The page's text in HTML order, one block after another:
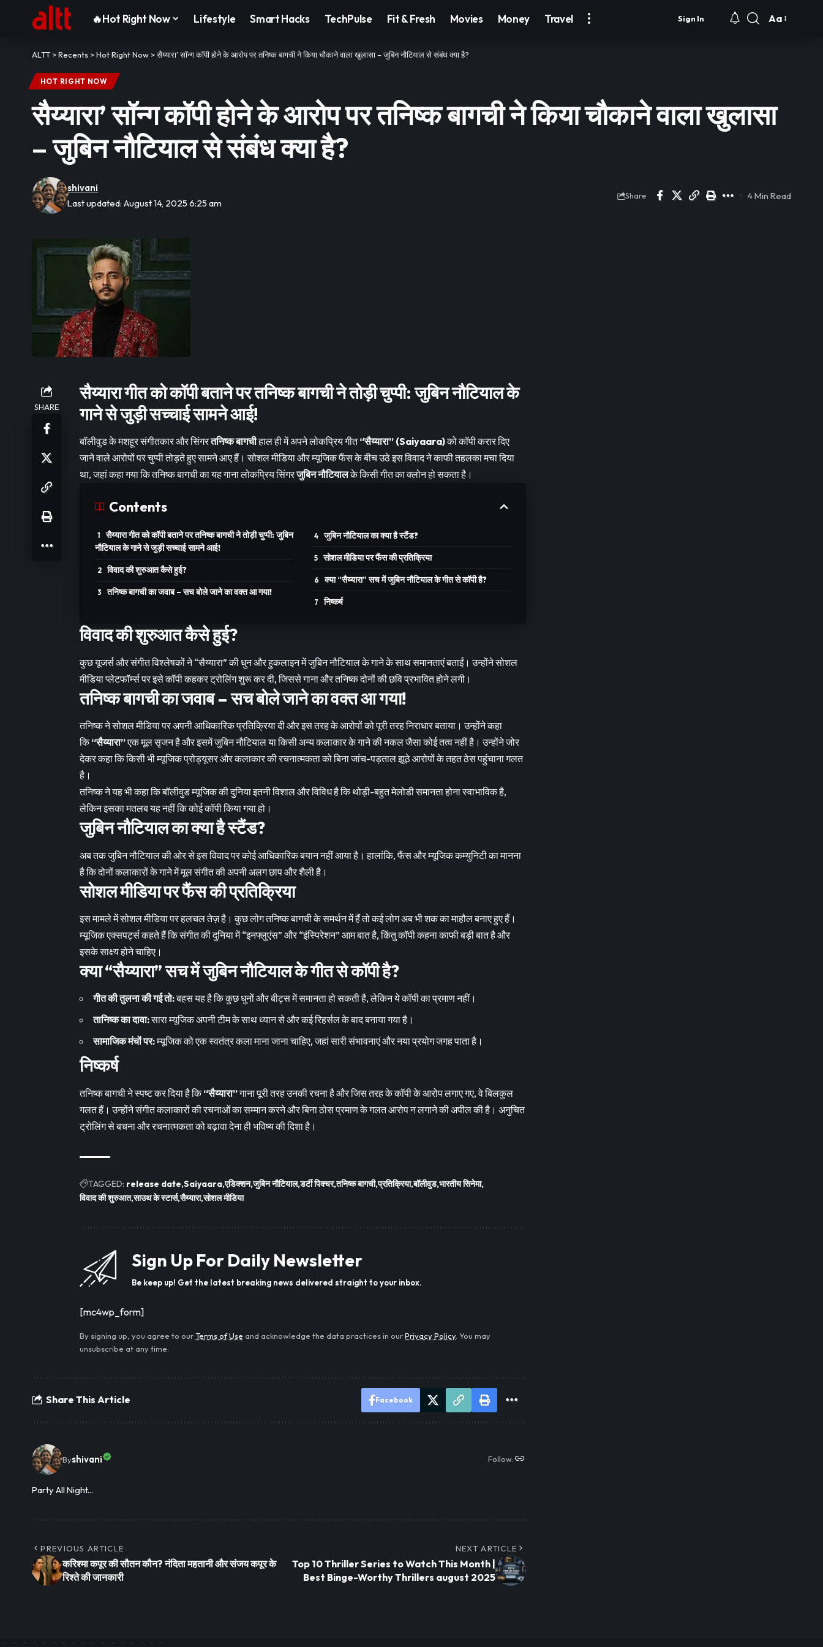
🔥Hot Right Now Lifestyle Smart Hacks TechPulse Fit & Fresh Movies Money Travel Sign In
Font
Aa
ALTT >Recents >Hot Right Now >सैय्यारा’ सॉन्ग कॉपी होने के आरोप पर तनिष्क बागची ने किया चौकाने वाला खुलासा – जुबिन नौटियाल से संबंध क्या है?
HOT RIGHT NOW
सैय्यारा’ सॉन्ग कॉपी होने के आरोप पर तनिष्क बागची ने किया चौकाने वाला खुलासा
– जुबिन नौटियाल से संबंध क्या है?
Last updated: August 14, 2025 6:25 am
shivani
Share 4 Min Read
SHARE
सैय्यारा गीत को कॉपी बताने पर तनिष्क बागची ने तोड़ी चुप्पी: जुबिन नौटियाल के
गाने से जुड़ी सच्चाई सामने आई!
बॉलीवुड के मशहूर संगीतकार और सिंगरतनिष्क बागचीहाल ही में अपने लोकप्रिय गीत“सैय्यारा” (Saiyaara)को कॉपी करार दिए
जाने वाले आरोपों पर चुप्पी तोड़ते हुए सामने आए हैं। सोशल मीडिया और म्यूजिक फैंस के बीच उठे इस विवाद ने काफी तहलका मचा दिया
था, जहां कहा गया कि तनिष्क बागची का यह गाना लोकप्रिय सिंगरजुबिन नौटियालके किसी गीत का क्लोन हो सकता है।
Contents
सैय्यारा गीत को कॉपी बताने पर तनिष्क बागची ने तोड़ी चुप्पी: जुबिन
नौटियाल के गाने से जुड़ी सच्चाई सामने आई!
विवाद की शुरुआत कैसे हुई?
तनिष्क बागची का जवाब – सच बोले जाने का वक्त आ गया!
जुबिन नौटियाल का क्या है स्टैंड?
सोशल मीडिया पर फैंस की प्रतिक्रिया
क्या “सैय्यारा” सच में जुबिन नौटियाल के गीत से कॉपी है?
निष्कर्ष
विवाद की शुरुआत कैसे हुई?
कुछ यूजर्स और संगीत विश्लेषकों ने “सैय्यारा” की धुन और हुकलाइन में जुबिन नौटियाल के गाने के साथ समानताएं बताईं। उन्होंने सोशल
मीडिया प्लेटफॉर्म्स पर इसे कॉपी कहकर ट्रोलिंग शुरू कर दी, जिससे गाना और तनिष्क दोनों की छवि प्रभावित होने लगी।
तनिष्क बागची का जवाब – सच बोले जाने का वक्त आ गया!
तनिष्क ने सोशल मीडिया पर अपनी आधिकारिक प्रतिक्रिया दी और इस तरह के आरोपों को पूरी तरह निराधार बताया। उन्होंने कहा
कि“सैय्यारा”एक मूल सृजन है और इसमें जुबिन नौटियाल या किसी अन्य कलाकार के गाने की नकल जैसा कोई तत्व नहीं है। उन्होंने जोर
देकर कहा कि किसी भी म्यूजिक प्रोड्यूसर और कलाकार की रचनात्मकता को बिना जांच-पड़ताल झूठे आरोपों के तहत ठेस पहुंचाना गलत
है।
तनिष्क ने यह भी कहा कि बॉलीवुड म्यूजिक की दुनिया इतनी विशाल और विविध है कि थोड़ी-बहुत मेलोडी समानता होना स्वाभाविक है,
लेकिन इसका मतलब यह नहीं कि कोई कॉपी किया गया हो।
जुबिन नौटियाल का क्या है स्टैंड?
अब तक जुबिन नौटियाल की ओर से इस विवाद पर कोई आधिकारिक बयान नहीं आया है। हालांकि, फैंस और म्यूजिक कम्युनिटी का मानना
है कि दोनों कलाकारों के गाने में मूल संगीत की अपनी अलग छाप और शैली है।
सोशल मीडिया पर फैंस की प्रतिक्रिया
इस मामले में सोशल मीडिया पर हलचल तेज़ है। कुछ लोग तनिष्क बागची के समर्थन में हैं तो कई लोग अब भी शक का माहौल बनाए हुए हैं।
म्यूजिक एक्सपर्ट्स कहते हैं कि संगीत की दुनिया में “इनफ्लुएंस” और “इंस्पिरेशन” आम बात है, किंतु कॉपी कहना काफी बड़ी बात है और
इसके साक्ष्य होने चाहिए।
क्या “सैय्यारा” सच में जुबिन नौटियाल के गीत से कॉपी है?
गीत की तुलना की गई तो:बहस यह है कि कुछ धुनों और बीट्स में समानता हो सकती है, लेकिन ये कॉपी का प्रमाण नहीं।
तानिष्क का दावा:सारा म्यूजिक अपनी टीम के साथ ध्यान से और कई रिहर्सल के बाद बनाया गया है।
सामाजिक मंचों पर:म्यूजिक को एक स्वतंत्र कला माना जाना चाहिए, जहां सारी संभावनाएं और नया प्रयोग जगह पाता है।
निष्कर्ष
तनिष्क बागची ने स्पष्ट कर दिया है कि“सैय्यारा”गाना पूरी तरह उनकी रचना है और जिस तरह के कॉपी के आरोप लगाए गए, वे बिलकुल
गलत हैं। उन्होंने संगीत कलाकारों की रचनाओं का सम्मान करने और बिना ठोस प्रमाण के गलत आरोप न लगाने की अपील की है। अनुचित
ट्रोलिंग से बचना और रचनात्मकता को बढ़ावा देना ही भविष्य की दिशा है।
TAGGED: release date Saiyaara एडिक्शन जुबिन नौटियाल डर्टी पिक्चर तनिष्क बागची प्रतिक्रिया बॉलीवुड भारतीय सिनेमा
विवाद की शुरुआत साउथ के स्टार्स सैय्यारा सोशल मीडिया
Sign Up For Daily Newsletter
Be keep up! Get the latest breaking news delivered straight to your inbox.
[mc4wp_form]
By signing up, you agree to ourTerms of Use and acknowledge the data practices in ourPrivacy Policy. You may
unsubscribe at any time.
Share This Article Facebook
Byshivani Follow:
Party All Night...
PREVIOUS ARTICLE
करिश्मा कपूर की सौतन कौन? नंदिता महतानी और संजय कपूर के
रिश्ते की जानकारी
NEXT ARTICLE
Top 10 Thriller Series to Watch This Month |
Best Binge-Worthy Thrillers august 2025